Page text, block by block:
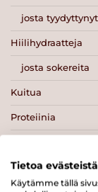
josta
Hiilihydraatteja
josta sokereita
Kuitua
Proteiinia
Tietoa evästeistä
Käytämme tällä